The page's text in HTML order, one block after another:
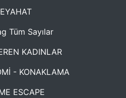
Tüm Sayılar
KADINLAR
- KONAKLAMA
ESCAPE